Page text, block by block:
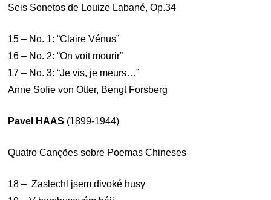
Seis Sonetos de Louize Labané, Op.34
15 – No. 1: “Claire Vénus”
16 – No. 2: “On voit mourir”
17 – No. 3: “Je vis, je meurs…”
Anne Sofie von Otter, Bengt Forsberg
Pavel HAAS (1899-1944)
Quatro Canções sobre Poemas Chineses
18 – Zaslechl jsem divoké husy